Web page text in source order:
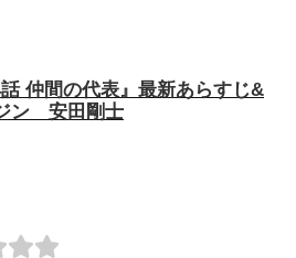
仲間の代表』最新あらすじ&
ン 安田剛士